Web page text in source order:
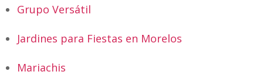
Grupo Versátil
Jardines para Fiestas en Morelos
Mariachis